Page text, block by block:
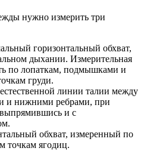
нужно измерить три
горизонтальный обхват,
дыхании. Измерительная
по лопаткам, подмышками и
груди.
линии талии между
и нижними ребрами, при
и с
обхват, измеренный по
точкам ягодиц.